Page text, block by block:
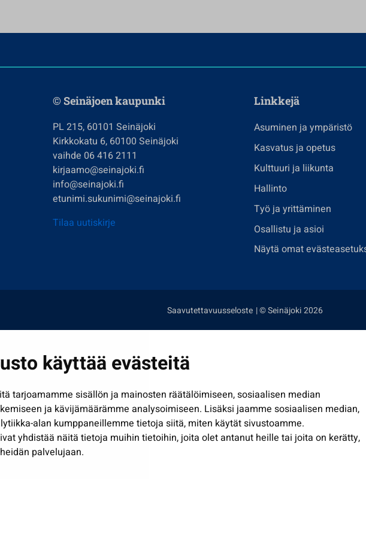
käyttää evästeitä
tarjoamamme sisällön ja mainosten räätälöimiseen, sosiaalisen median
ja kävijämäärämme analysoimiseen. Lisäksi jaamme sosiaalisen median,
alan kumppaneillemme tietoja siitä, miten käytät sivustoamme.
yhdistää näitä tietoja muihin tietoihin, joita olet antanut heille tai joita on kerätty,
palvelujaan.
© Seinäjoen kaupunki
PL 215, 60101 Seinäjoki
Kirkkokatu 6, 60100 Seinäjoki
vaihde 06 416 2111
kirjaamo@seinajoki.fi
info@seinajoki.fi
etunimi.sukunimi@seinajoki.fi
Tilaa uutiskirje
Linkkejä
Asuminen ja ympäristö
Kasvatus ja opetus
Kulttuuri ja liikunta
Hallinto
Työ ja yrittäminen
Osallistu ja asioi
Näytä omat
Saavutettavuusseloste | © Seinäjoki 2026